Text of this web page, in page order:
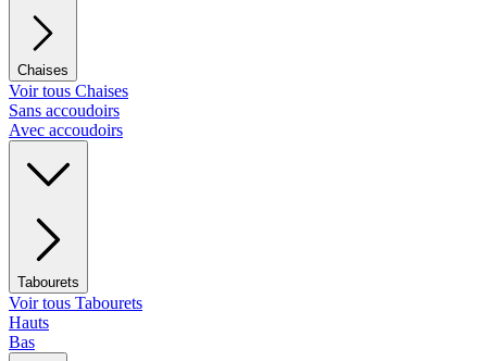
Chaises
Voir tous Chaises
Sans accoudoirs
Avec accoudoirs
Tabourets
Voir tous Tabourets
Hauts
Bas